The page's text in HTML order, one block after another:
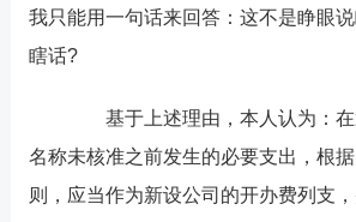
我只能用一句话来回答：这不是睁眼
瞎话?
基于上述理由，本人认为：在
名称未核准之前发生的必要支出，根
则，应当作为新设公司的开办费列支